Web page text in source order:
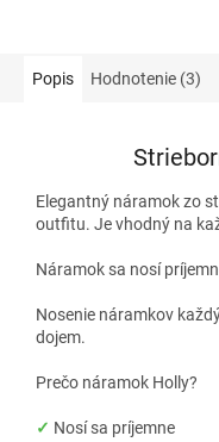
Popis Hodnotenie (3)
Elegantný náramok zo
outfitu. Je vhodný na
Náramok sa nosí
Nosenie náramkov
dojem.
Prečo náramok Holly?
✓ Nosí sa príjemne